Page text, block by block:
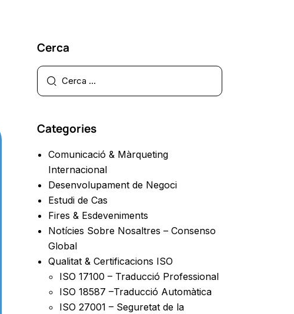
Cerca
Categories
Comunicació & Màrqueting
Internacional
Desenvolupament de Negoci
Estudi de Cas
Fires & Esdeveniments
Notícies Sobre Nosaltres – Consenso
Global
Qualitat & Certificacions ISO
ISO 17100 – Traducció Professional
ISO 18587 –Traducció Automàtica
ISO 27001 – Seguretat de la